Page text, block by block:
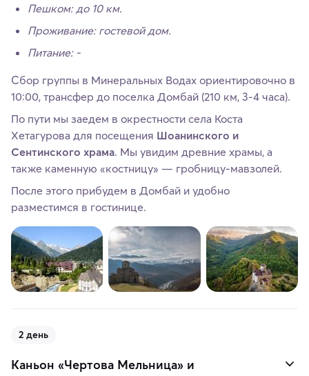
Пешком: до 10 км.
Проживание: гостевой дом.
Питание: -
Сбор группы в Минеральных Водах ориентировочно в
10:00, трансфер до поселка Домбай (210 км, 3-4 часа).
По пути мы заедем в окрестности села Коста
Хетагурова для посещения Шоанинского и
Сентинского храма. Мы увидим древние храмы, а
также каменную «костницу» — гробницу-мавзолей.
После этого прибудем в Домбай и удобно
разместимся в гостинице.
2 день
Каньон «Чертова Мельница» и